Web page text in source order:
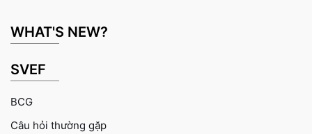
WHAT'S NEW?
SVEF
BCG
Câu hỏi thường gặp